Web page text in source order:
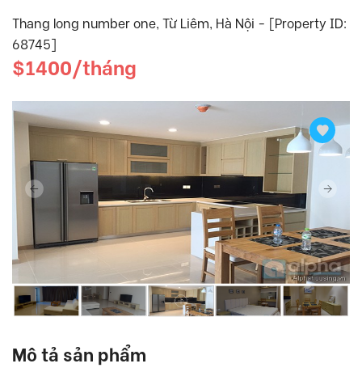
Thang long number one, Từ Liêm, Hà Nội - [Property ID:
68745]
$1400/tháng
Mô tả sản phẩm